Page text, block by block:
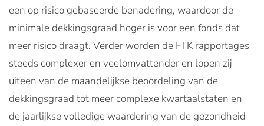
een op risico gebaseerde benadering, waardoor de
minimale dekkingsgraad hoger is voor een fonds dat
meer risico draagt. Verder worden de FTK rapportages
steeds complexer en veelomvattender en lopen zij
uiteen van de maandelijkse beoordeling van de
dekkingsgraad tot meer complexe kwartaalstaten en
de jaarlijkse volledige waardering van de gezondheid